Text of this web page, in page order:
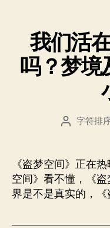
我们活
吗？梦境
文
者
字符排
《盗梦空间》正在
空间》看不懂，《
界是不是真实的，